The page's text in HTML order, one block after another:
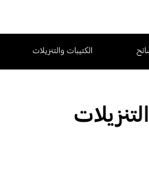
الكتيبات والتنزيلات